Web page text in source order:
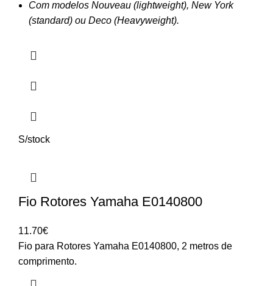
Com modelos Nouveau (lightweight), New York
(standard) ou Deco (Heavyweight).
S/stock
Fio Rotores Yamaha E0140800
11.70€
Fio para Rotores Yamaha E0140800, 2 metros de
comprimento.